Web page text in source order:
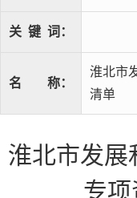
关 键 词：
名 称：
淮北市
清单
淮北市发展
专